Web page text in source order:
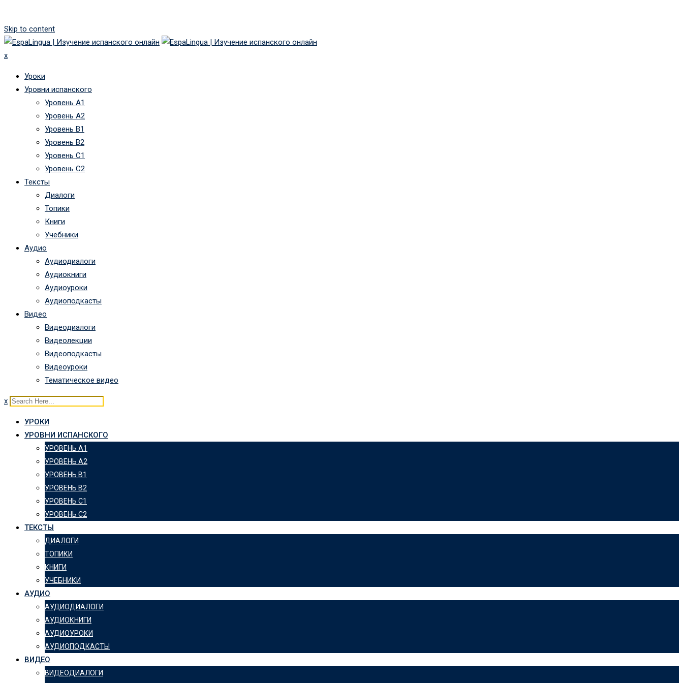
Skip to content
x
Уроки
Уровни испанского
Уровень А1
Уровень А2
Уровень B1
Уровень B2
Уровень C1
Уровень C2
Тексты
Диалоги
Топики
Книги
Учебники
Аудио
Аудиодиалоги
Аудиокниги
Аудиоуроки
Аудиоподкасты
Видео
Видеодиалоги
Видеолекции
Видеоподкасты
Видеоуроки
Тематическое видео
x
УРОКИ
УРОВНИ ИСПАНСКОГО
УРОВЕНЬ А1
УРОВЕНЬ А2
УРОВЕНЬ B1
УРОВЕНЬ B2
УРОВЕНЬ C1
УРОВЕНЬ C2
ТЕКСТЫ
ДИАЛОГИ
ТОПИКИ
КНИГИ
УЧЕБНИКИ
АУДИО
АУДИОДИАЛОГИ
АУДИОКНИГИ
АУДИОУРОКИ
АУДИОПОДКАСТЫ
ВИДЕО
ВИДЕОДИАЛОГИ